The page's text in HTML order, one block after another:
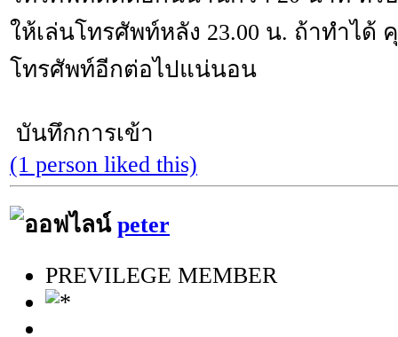
ให้เล่นโทรศัพท์หลัง 23.00 น. ถ้าทำได้
โทรศัพท์อีกต่อไปแน่นอน
บันทึกการเข้า
(1 person liked this)
peter
PREVILEGE MEMBER